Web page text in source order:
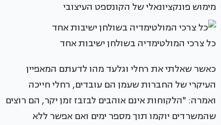
מימוש פונקציונאלי של הקונספט העיצובי
כל צרכי המולטימדיה בשולחן ישיבות אחד
כאשר שאלתי את רחלי וגלעד מהו לדעתם המאפיין
העיקרי של החברות שעמן הם עובדים, רחלי חייכה
ואמרה: "הלקוחות אינם אוהבים לבזבז זמן יקר, הם רוצים
שהמשרדים יוקמו תוך מספר ימים ואם אפשר ללא